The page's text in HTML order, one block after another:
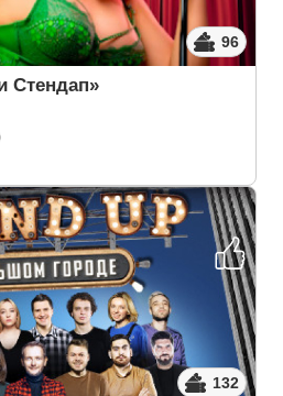
96
Стендап»
132